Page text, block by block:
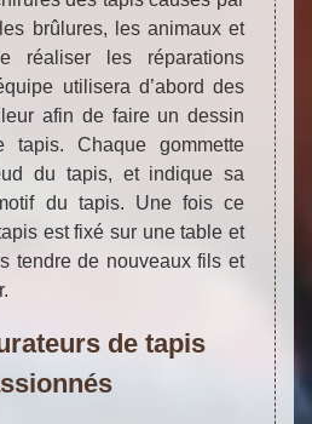
brûlures, les animaux et
réaliser les réparations
utilisera d’abord des
afin de faire un dessin
Chaque gommette
du tapis, et indique sa
du tapis. Une fois ce
est fixé sur une table et
tendre de nouveaux fils et
de tapis